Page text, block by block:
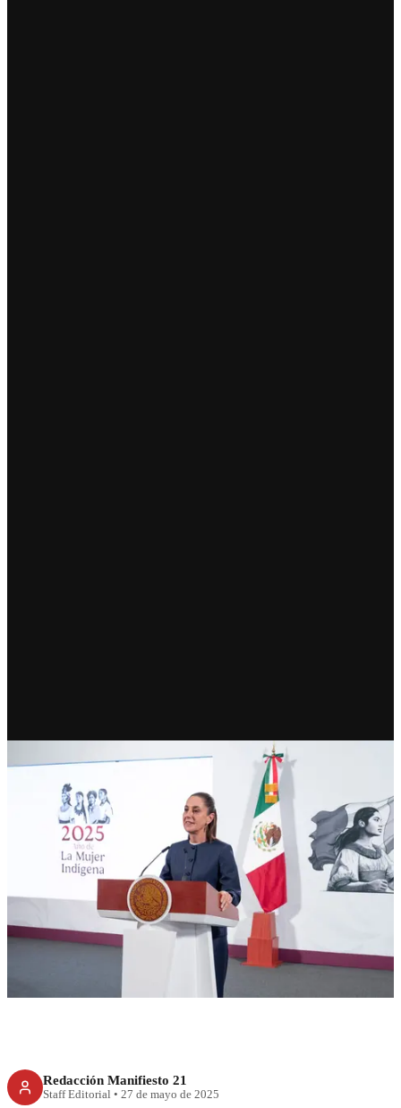
RECIENTE
Habrá movilización contra
impuesto a remesas, advierte
Sheinbaum
Redacción Manifiesto 21
Staff Editorial • 27 de mayo de 2025